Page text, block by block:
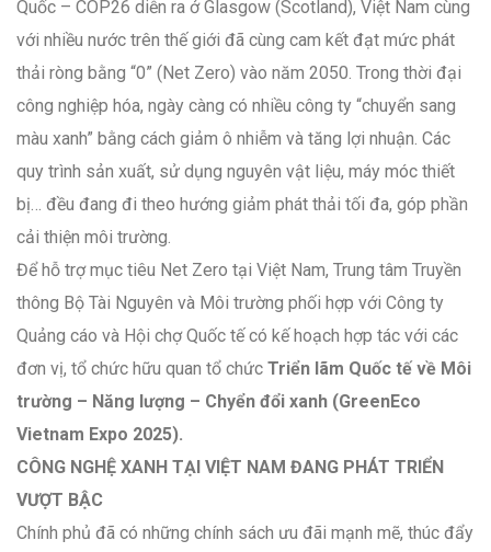
Quốc – COP26 diễn ra ở Glasgow (Scotland), Việt Nam cùng
với nhiều nước trên thế giới đã cùng cam kết đạt mức phát
thải ròng bằng “0” (Net Zero) vào năm 2050. Trong thời đại
công nghiệp hóa, ngày càng có nhiều công ty “chuyển sang
màu xanh” bằng cách giảm ô nhiễm và tăng lợi nhuận. Các
quy trình sản xuất, sử dụng nguyên vật liệu, máy móc thiết
bị… đều đang đi theo hướng giảm phát thải tối đa, góp phần
cải thiện môi trường.
Để hỗ trợ mục tiêu Net Zero tại Việt Nam, Trung tâm Truyền
thông Bộ Tài Nguyên và Môi trường phối hợp với Công ty
Quảng cáo và Hội chợ Quốc tế có kế hoạch hợp tác với các
đơn vị, tổ chức hữu quan tổ chức Triển lãm Quốc tế về Môi
trường – Năng lượng – Chyển đổi xanh (GreenEco
Vietnam Expo 2025).
CÔNG NGHỆ XANH TẠI VIỆT NAM ĐANG PHÁT TRIỂN
VƯỢT BẬC
Chính phủ đã có những chính sách ưu đãi mạnh mẽ, thúc đẩy